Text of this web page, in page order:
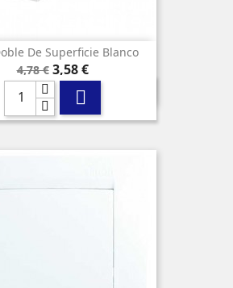
De Superficie Blanco
Precio
base
4,78 € Precio
3,58 €
